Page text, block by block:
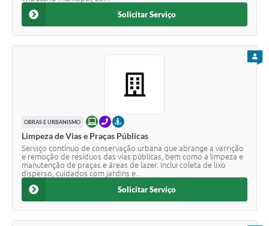
Solicitar Serviço
OBRAS E URBANISMO ONLINETELEFONEPRESENCIAL
Limpeza de Vias e Praças Públicas
Serviço contínuo de conservação urbana que abrange a varrição
e remoção de resíduos das vias públicas, bem como a limpeza e
manutenção de praças e áreas de lazer. Inclui coleta de lixo
disperso, cuidados com jardins e...
Solicitar Serviço